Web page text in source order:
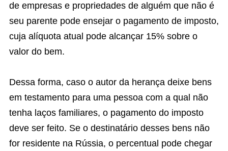
de empresas e propriedades de alguém que não é
seu parente pode ensejar o pagamento de imposto,
cuja alíquota atual pode alcançar 15% sobre o
valor do bem.
Dessa forma, caso o autor da herança deixe bens
em testamento para uma pessoa com a qual não
tenha laços familiares, o pagamento do imposto
deve ser feito. Se o destinatário desses bens não
for residente na Rússia, o percentual pode chegar